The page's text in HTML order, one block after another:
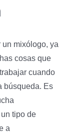
un mixólogo, ya
cosas que
cuando
búsqueda. Es
tipo de
a